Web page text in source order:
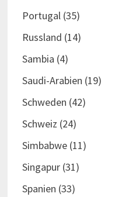
Portugal(35)
Russland (14)
Sambia (4)
Saudi-Arabien (19)
Schweden (42)
Schweiz (24)
Simbabwe(11)
Singapur(31)
Spanien (33)